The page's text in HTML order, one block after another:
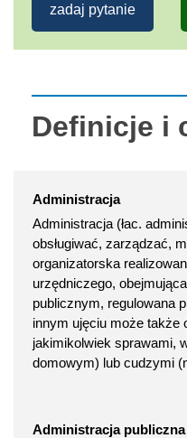
zadaj pytanie
Definicje i
Administracja
Administracja (łac.
obsługiwać, zarządzać,
organizatorska
urzędniczego,
publicznym, regulowana
innym ujęciu może także
jakimikolwiek sprawami,
domowym) lub cudzymi
Administracja publiczna